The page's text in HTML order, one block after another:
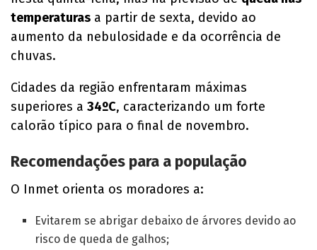
temperaturas a partir de sexta, devido ao
aumento da nebulosidade e da ocorrência de
chuvas.
Cidades da região enfrentaram máximas
superiores a 34ºC, caracterizando um forte
calorão típico para o final de novembro.
Recomendações para a população
O Inmet orienta os moradores a:
Evitarem se abrigar debaixo de árvores devido ao
risco de queda de galhos;